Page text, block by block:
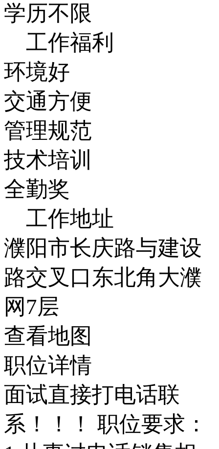
学历不限
工作福利
环境好
交通方便
管理规范
技术培训
全勤奖
工作地址
濮阳市长庆路与建设
路交叉口东北角大濮
网7层
查看地图
职位详情
面试直接打电话联
系！！！ 职位要求：